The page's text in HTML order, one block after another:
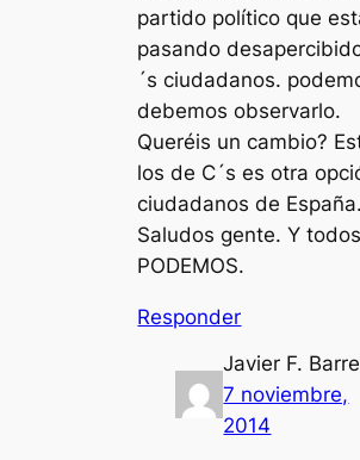
partido político que
pasando
´s ciudadanos.
debemos observarlo.
Queréis un cambio?
los de C´s es otra
ciudadanos de España.
Saludos gente. Y todos
PODEMOS.
Responder
Javier F.
7 noviembre,
2014